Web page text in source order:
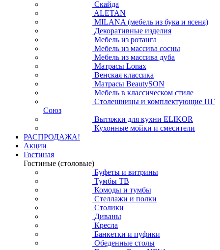
Скайда
ALETAN
MILANA (мебель из бука и ясеня)
Декоративные изделия
Мебель из ротанга
Мебель из массива сосны
Мебель из массива дуба
Матрасы Lonax
Венская классика
Матрасы BeautySON
Мебель в классическом стиле
Столешницы и комплектующие ПГ
Союз
Вытяжки для кухни ELIKOR
Кухонные мойки и смесители
РАСПРОДАЖА!
Акции
Гостиная
Гостиные (столовые)
Буфеты и витрины
Тумбы ТВ
Комоды и тумбы
Стеллажи и полки
Столики
Диваны
Кресла
Банкетки и пуфики
Обеденные столы